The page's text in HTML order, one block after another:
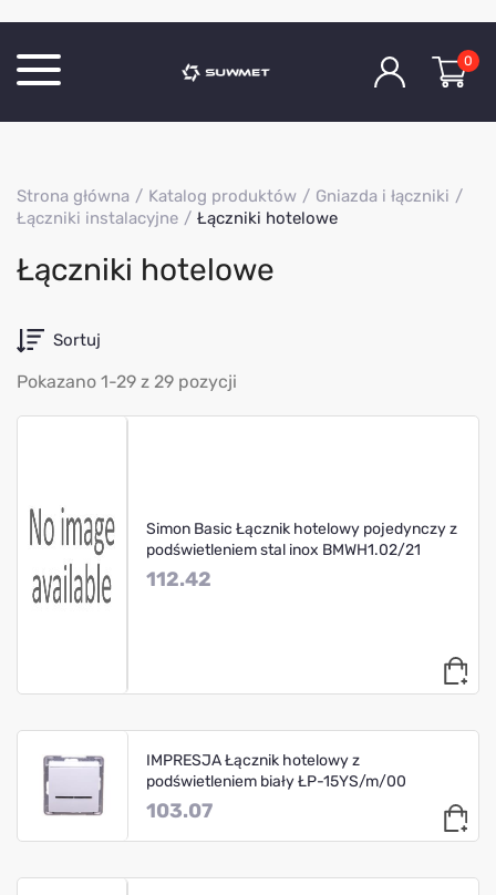
O Firmie
Kontakt
0
Strona główna Katalog produktów
Gniazda i łączniki
Łączniki instalacyjne
Łączniki hotelowe
Łączniki hotelowe
Sortuj
Pokazano 1-29 z 29 pozycji
Simon Basic Łącznik hotelowy pojedynczy z
podświetleniem stal inox BMWH1.02/21
112.42
IMPRESJA Łącznik hotelowy z
podświetleniem biały ŁP-15YS/m/00
103.07